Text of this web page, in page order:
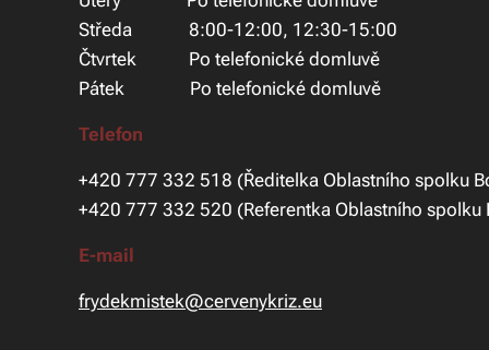
Středa 8:00-12:00, 12:30-15:00
Čtvrtek Po telefonické domluvě
Pátek Po telefonické domluvě
Telefon
+420 777 332 518 (Ředitelka Oblastního spolku
+420 777 332 520 (Referentka Oblastního spolku
E-mail
frydekmistek@cervenykriz.eu